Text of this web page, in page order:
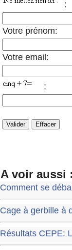
:
Votre prénom:
Votre email:
:
A voir aussi :
Comment se
Cage à gerbille à
Résultats CEPE: